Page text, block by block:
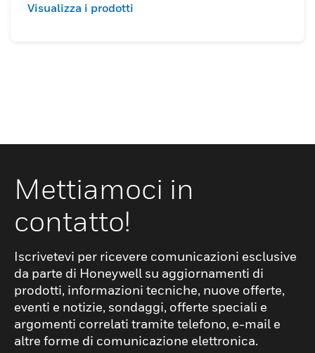
Visualizza i prodotti
Mettiamoci in
contatto!
Iscrivetevi per ricevere comunicazioni esclusive
da parte di Honeywell su aggiornamenti di
prodotti, informazioni tecniche, nuove offerte,
eventi e notizie, sondaggi, offerte speciali e
argomenti correlati tramite telefono, e-mail e
altre forme di comunicazione elettronica.